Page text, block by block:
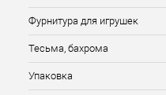
Фурнитура для игрушек
Тесьма, бахрома
Упаковка